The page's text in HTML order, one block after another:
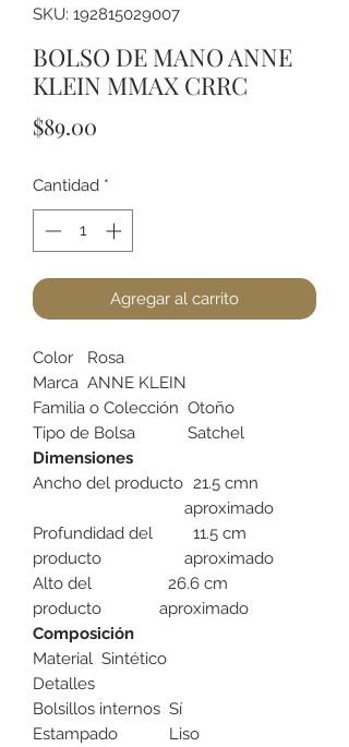
SKU: 192815029007
BOLSO DE MANO ANNE
KLEIN MMAX CRRC
$89.00
Cantidad *
Agregar al carrito
Color
Rosa
Marca ANNE KLEIN
Familia o Colección Otoño
Tipo de Bolsa
Satchel
Dimensiones
Ancho del producto 21.5 cmn
aproximado
Profundidad del
producto
11.5 cm
aproximado
Alto del
producto
26.6 cm
aproximado
Composición
Material Sintético
Detalles
Bolsillos internos Sí
Estampado
Liso